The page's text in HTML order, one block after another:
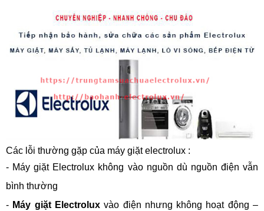
Các lỗi thường gặp của máy giặt electrolux :
- Máy giặt Electrolux không vào nguồn dù nguồn điện vẫn
bình thường
- Máy giặt Electroluxvào điện nhưng không hoạt động –